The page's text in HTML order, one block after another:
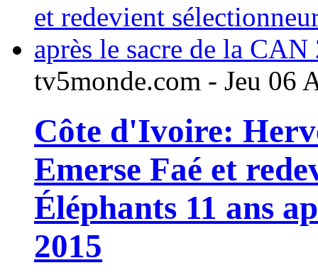
tv5monde.com - Jeu 06
Côte d'Ivoire:
Emerse Faé et
Éléphants 11 ans
2015